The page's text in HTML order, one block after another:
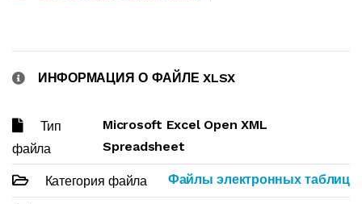
ИНФОРМАЦИЯ О ФАЙЛЕ XLSX
Тип
файла
Microsoft Excel Open XML
Spreadsheet
Категория файла Файлы электронных таблиц